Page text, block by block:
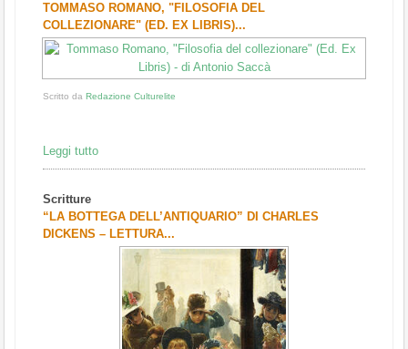
TOMMASO ROMANO, "FILOSOFIA DEL
COLLEZIONARE" (ED. EX LIBRIS)...
Scritto da Redazione Culturelite
Leggi tutto
Scritture
“LA BOTTEGA DELL’ANTIQUARIO” DI CHARLES
DICKENS – LETTURA...